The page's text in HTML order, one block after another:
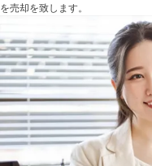
を売却を致します。